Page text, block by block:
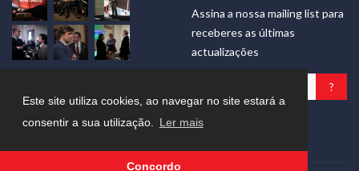
Este site utiliza cookies, ao navegar no site estará a
consentir a sua utilização.
Ler mais
Concordo
Ver mais
Assina a nossa mailing list para
receberes as últimas
actualizações
Nós respeitamos a tua